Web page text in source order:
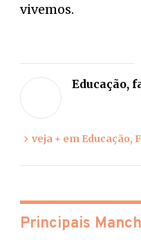
vivemos.
Educação,
veja + em Educação,
Principais